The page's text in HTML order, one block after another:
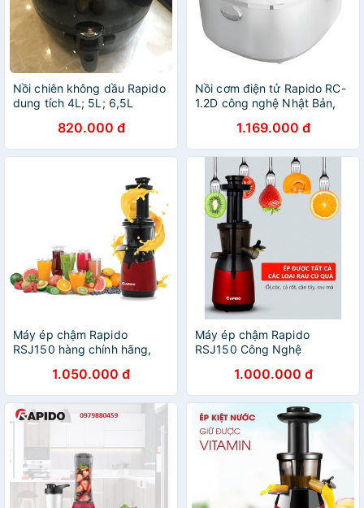
Nồi chiên không dầu Rapido
dung tích 4L; 5L; 6,5L
820.000 đ
Nồi cơm điện tử Rapido RC-
1.2D công nghệ Nhật Bản,
500W - Hàng chính hãng-
BH 12 tháng)
1.169.000 đ
Máy ép chậm Rapido
RSJ150 hàng chính hãng,
1.050.000 đ
Máy ép chậm Rapido
RSJ150 Công Nghệ
12 tháng ) (tsale sốc) (thanh
lý)
1.000.000 đ